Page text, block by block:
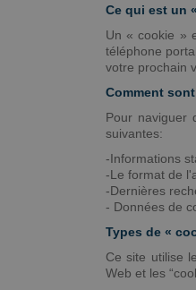
Ce qui est un
Un « cookie »
téléphone
votre prochain
Comment
Pour naviguer
suivantes:
-Informations
-Le format de
-Dernières
- Données de
Types de «
Ce site utilise
Web et les